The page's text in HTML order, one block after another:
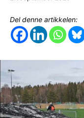
Del denne artikkelen: